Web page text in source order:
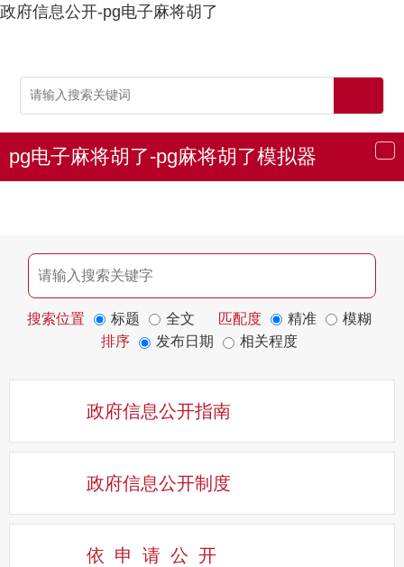
政府信息公开-pg电子麻将胡了
导
航
pg电子麻将胡了-pg麻将胡了模拟器
搜索位置 标题 全文 匹配度 精准
模糊
排序
发布日期 相关程度
政府信息公开指南
政府信息公开制度
依申请公 开